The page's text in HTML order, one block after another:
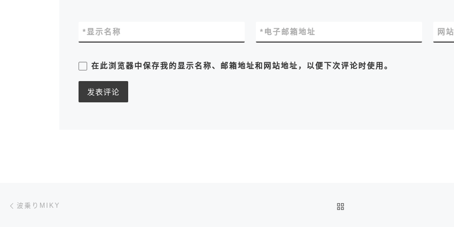
显示名称
* 电子邮箱地址
* 网
在此浏览器中保存我的显示名称、邮箱地址和网站地址，以便下次评论时使用。
文章导航
波乗りMIKY